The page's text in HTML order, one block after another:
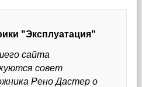
"Эксплуатация"
сайта
совет
Рено Дастер о